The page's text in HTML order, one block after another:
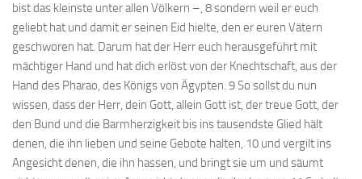
bist das kleinste unter allen Völkern –, 8 sondern weil er euch
geliebt hat und damit er seinen Eid hielte, den er euren Vätern
geschworen hat. Darum hat der Herr euch herausgeführt mit
mächtiger Hand und hat dich erlöst von der Knechtschaft, aus der
Hand des Pharao, des Königs von Ägypten. 9 So sollst du nun
wissen, dass der Herr, dein Gott, allein Gott ist, der treue Gott, der
den Bund und die Barmherzigkeit bis ins tausendste Glied hält
denen, die ihn lieben und seine Gebote halten, 10 und vergilt ins
Angesicht denen, die ihn hassen, und bringt sie um und säumt